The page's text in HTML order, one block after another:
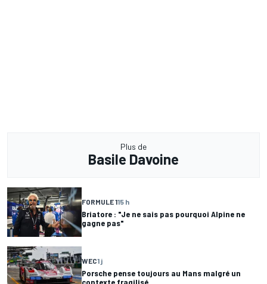
Plus de
Basile Davoine
FORMULE 115 h
Briatore : "Je ne sais pas pourquoi Alpine ne
gagne pas"
WEC1 j
Porsche pense toujours au Mans malgré un
contexte fragilisé